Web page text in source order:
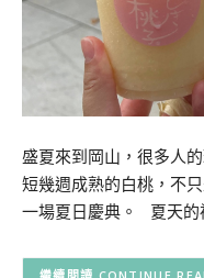
盛夏來到岡山，很多人
短幾週成熟的白桃，不
一場夏日慶典。 夏天的